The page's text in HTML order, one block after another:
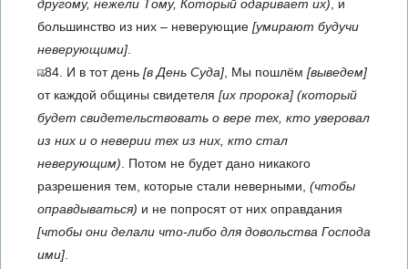
другому, нежели Тому, Который одаривает их) , и
большинство из них – неверующие [умирают будучи
неверующими]
84. И в тот день [в День Суда] , Мы пошлём [выведем]
от каждой общины свидетеля [их пророка] (который
будет свидетельствовать о вере тех, кто уверовал
из них и о неверии тех из них, кто стал
неверующим) . Потом не будет дано никакого
разрешения тем, которые стали неверными, (чтобы
оправдываться) и не попросят от них оправдания
[чтобы они делали что-либо для довольства Господа
ими]